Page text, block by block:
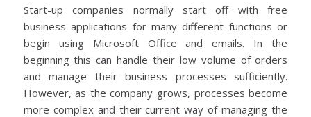
Start-up companies normally start off with free
business applications for many different functions or
begin using Microsoft Office and emails. In the
beginning this can handle their low volume of orders
and manage their business processes sufficiently.
However, as the company grows, processes become
more complex and their current way of managing the